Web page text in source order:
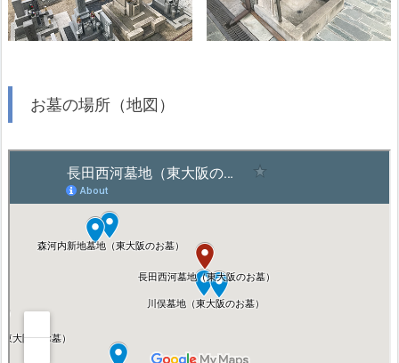
お墓の場所（地図）